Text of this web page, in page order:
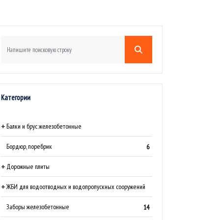
Категории
Балки и брус железобетонные
Бордюр, поребрик 6
Дорожные плиты
ЖБИ для водоотводных и водопропускных сооружений
Заборы железобетонные 14